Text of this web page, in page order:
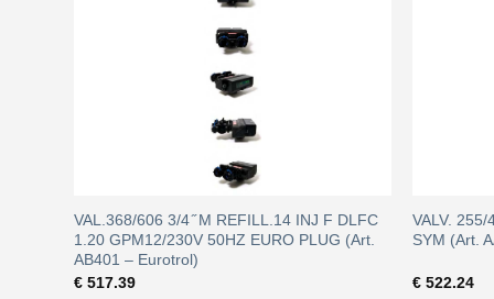
VAL.368/606 3/4 ̋ M REFILL.14 INJ F DLFC
1.20 GPM12/230V 50HZ EURO PLUG (Art.
AB401 – Eurotrol)
€517.39
VALV.
SYM (Art.
€ 522.24